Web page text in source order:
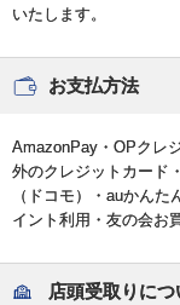
いたします。
お支払方法
AmazonPay・OPクレ
外のクレジットカード
（ドコモ）・auかん
イント利用・友の会お
店頭受取りにつ